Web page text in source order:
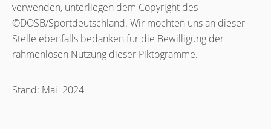
verwenden, unterliegen dem Copyright des
©DOSB/Sportdeutschland. Wir möchten uns an dieser
Stelle ebenfalls bedanken für die Bewilligung der
rahmenlosen Nutzung dieser Piktogramme.
Stand: Mai 2024